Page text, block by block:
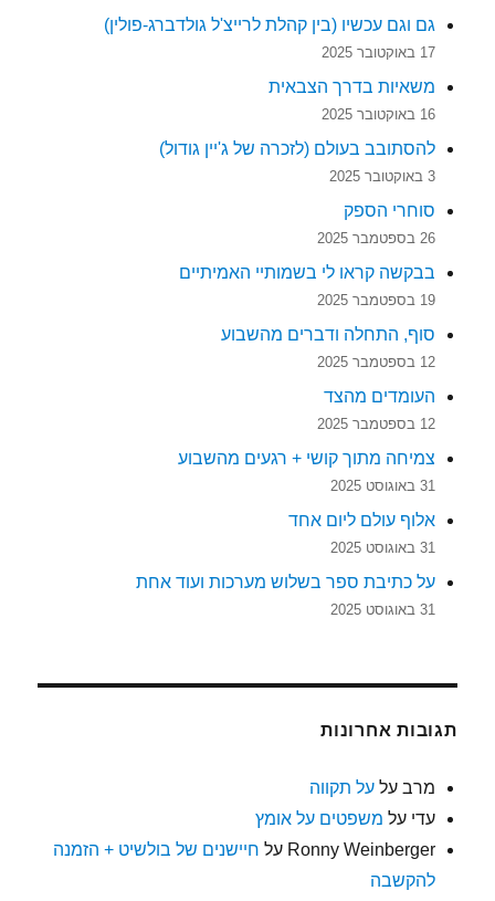
גם וגם עכשיו (בין קהלת לרייצ'ל גולדברג-פולין)
17 באוקטובר 2025
משאיות בדרך הצבאית
16 באוקטובר 2025
להסתובב בעולם (לזכרה של ג'יין גודול)
3 באוקטובר 2025
סוחרי הספק
26 בספטמבר 2025
בבקשה קראו לי בשמותיי האמיתיים
19 בספטמבר 2025
סוף, התחלה ודברים מהשבוע
12 בספטמבר 2025
העומדים מהצד
12 בספטמבר 2025
צמיחה מתוך קושי + רגעים מהשבוע
31 באוגוסט 2025
אלוף עולם ליום אחד
31 באוגוסט 2025
על כתיבת ספר בשלוש מערכות ועוד אחת
31 באוגוסט 2025
תגובות אחרונות
מרב עלעל תקווה
עדי על משפטים על אומץ
Ronny Weinberger על חיישנים של בולשיט + הזמנה
להקשבה